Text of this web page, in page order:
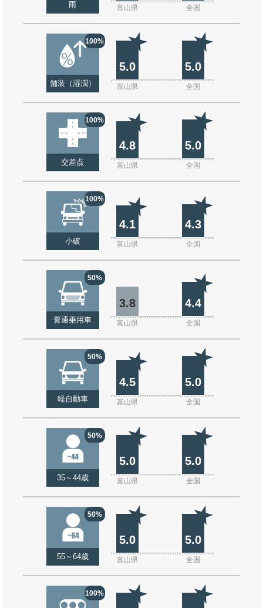
雨 富山県 全国
100%
舗装（湿潤）
5.0 5.0
富山県 全国
100%
交差点
4.8 5.0
富山県 全国
100%
小破
4.1 4.3
富山県 全国
50%
普通乗用車
3.8 4.4
富山県 全国
50%
軽自動車
4.5 5.0
富山県 全国
50%
35～44歳
5.0 5.0
富山県 全国
50%
55～64歳
5.0 5.0
富山県 全国
100%